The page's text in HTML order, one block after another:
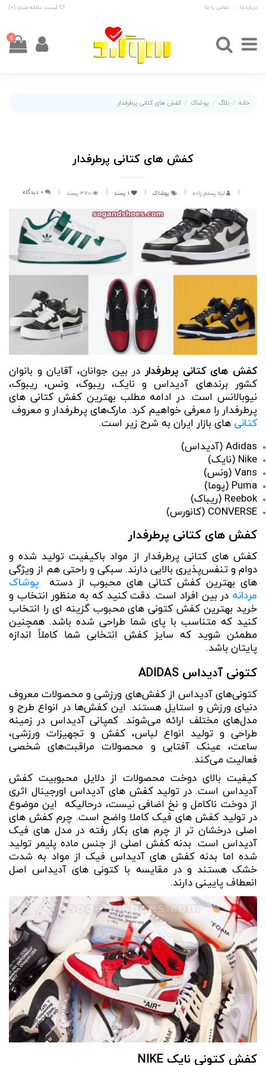
درباره ما تماس با ما لیست علاقه مندی (0
)
0
خانه بلاگ پوشاک کفش های کتانی پرطرفدار
کفش های کتانی پرطرفدار
لیلا رستم زاده پوشاک 1 پسند 370 پسند 0 دیدگاه
کفش های کتانی پرطرفدار در بین جوانان، آقایان و بانوان
کشور برندهای آدیداس و نایک، ریبوک، ونس، ریبوک،
نیوبالانس است. در ادامه مطلب بهترین کفش کتانی های
پرطرفدار را معرفی خواهیم کرد. مارک‌های پرطرفدار و معروف
کتانی های بازار ایران به شرح زیر است.
Adidas (آدیداس)
Nike (نایک)
Vans (ونس)
Puma (پوما)
Reebok (ریباک)
CONVERSE (کانورس)
کفش های کتانی پرطرفدار
کفش های کتانی پرطرفدار از مواد باکیفیت تولید شده‌ و
دوام و تنفس‌پذیری بالایی دارند. سبکی و راحتی هم از ویژگی
های بهترین کفش کتانی های محبوب از دسته
پوشاک
مردانه در بین افراد است. دقت کنید که به منظور انتخاب و
خرید بهترین کفش کتونی های محبوب گزینه ای را انتخاب
کنید که متناسب با پای شما طراحی شده باشد. همچنین
مطمئن شوید که سایز کفش انتخابی شما کاملاً اندازه
پایتان باشد.
کتونی آدیداس ADIDAS
کتونی‌های آدیداس از کفش‌های ورزشی و محصولات معروف
دنیای ورزش و استایل هستند. این کفش‌ها در انواع طرح و
مدل‌های مختلف ارائه می‌شوند. کمپانی آدیداس در زمینه
طراحی و تولید انواع لباس، کفش و تجهیزات ورزشی،
ساعت، عینک آفتابی و محصولات مراقبت‌های شخصی
فعالیت می‌کند.
کیفیت بالای دوخت محصولات از دلایل محبوبیت کفش
آدیداس است. در تولید کفش‌ های آدیداس اورجینال اثری
از دوخت ناکامل و نخ اضافی نیست، درحالیکه این موضوع
در تولید کفش‌ های فیک کاملا واضح است. چرم کفش‌ های
اصلی درخشان‌ تر از چرم‌ های بکار رفته در مدل های فیک
آدیداس است. بدنه­ کفش اصلی از جنس ماده پلیمر تولید
شده‌ اما بدنه­‌ کفش­ های آدیداس فیک از مواد به شدت
خشک هستند و در مقایسه با کتونی های آدیداس اصل
انعطاف پایینی دارند.
کفش کتونی نایک NIKE